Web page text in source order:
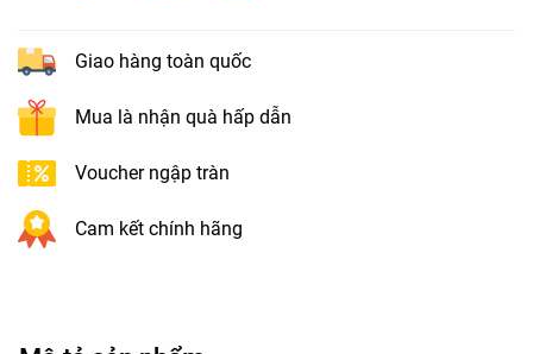
Giao hàng toàn quốc
Mua là nhận quà hấp dẫn
Voucher ngập tràn
Cam kết chính hãng